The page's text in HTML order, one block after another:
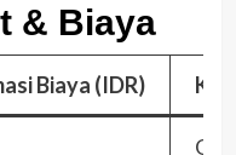
& Biaya
Biaya (IDR)